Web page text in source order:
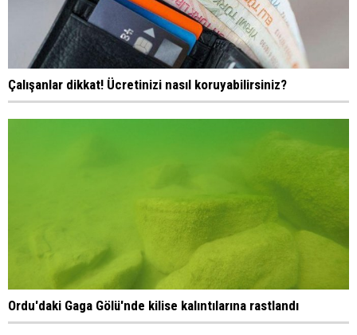
Çalışanlar dikkat! Ücretinizi nasıl koruyabilirsiniz?
Ordu'daki Gaga Gölü'nde kilise kalıntılarına rastlandı